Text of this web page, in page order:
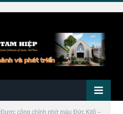
Được công chính nhờ máu Đức Kitô –